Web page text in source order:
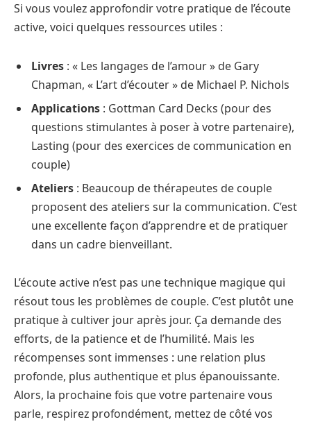
Si vous voulez approfondir votre pratique de l’écoute
active, voici quelques ressources utiles :
Livres : « Les langages de l’amour » de Gary
Chapman, « L’art d’écouter » de Michael P. Nichols
Applications : Gottman Card Decks (pour des
questions stimulantes à poser à votre partenaire),
Lasting (pour des exercices de communication en
couple)
Ateliers : Beaucoup de thérapeutes de couple
proposent des ateliers sur la communication. C’est
une excellente façon d’apprendre et de pratiquer
dans un cadre bienveillant.
L’écoute active n’est pas une technique magique qui
résout tous les problèmes de couple. C’est plutôt une
pratique à cultiver jour après jour. Ça demande des
efforts, de la patience et de l’humilité. Mais les
récompenses sont immenses : une relation plus
profonde, plus authentique et plus épanouissante.
Alors, la prochaine fois que votre partenaire vous
parle, respirez profondément, mettez de côté vos